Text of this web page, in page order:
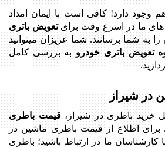
وجود دارد! کافی است با ایمان امداد
های ما در اسرع وقت برایتعویض باتری
به شما برسانند. شما عزیزان میتوانید
تعویض باتری خودرو به بررسی کامل
در شیراز
خرید باطری در شیراز،قیمت باطری
اطلاع از قیمت باطری ماشین در
کارشناسان ما در ارتباط باشید؛ باطری